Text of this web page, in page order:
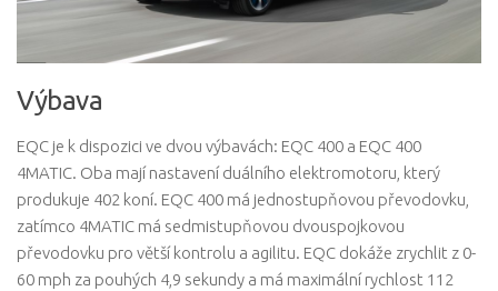
Výbava
EQC je k dispozici ve dvou výbavách: EQC 400 a EQC 400
4MATIC. Oba mají nastavení duálního elektromotoru, který
produkuje 402 koní. EQC 400 má jednostupňovou převodovku,
zatímco 4MATIC má sedmistupňovou dvouspojkovou
převodovku pro větší kontrolu a agilitu. EQC dokáže zrychlit z 0-
60 mph za pouhých 4,9 sekundy a má maximální rychlost 112